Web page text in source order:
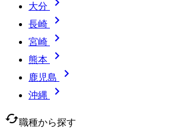
大分
長崎 
宮崎 
熊本 
鹿児島 
沖縄

cached職種から探す